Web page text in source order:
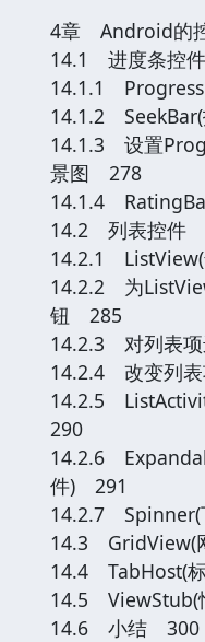
4章 Android的
14.1 进度条控
14.1.1
14.1.2
14.1.3 设置
景图 278
14.1.4
14.2 列表控件
14.2.1
14.2.2 为
钮 285
14.2.3 对列表
14.2.4 改变列
14.2.5
290
14.2.6
件) 291
14.2.7
14.3 GridView(
14.4 TabHost(
14.5 ViewStub(
14.6 小结 300